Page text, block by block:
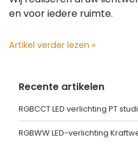
en voor iedere ruimte.
Artikel verder lezen »
Recente artikelen
RGBCCT LED verlichting PT
RGBWW LED-verlichting